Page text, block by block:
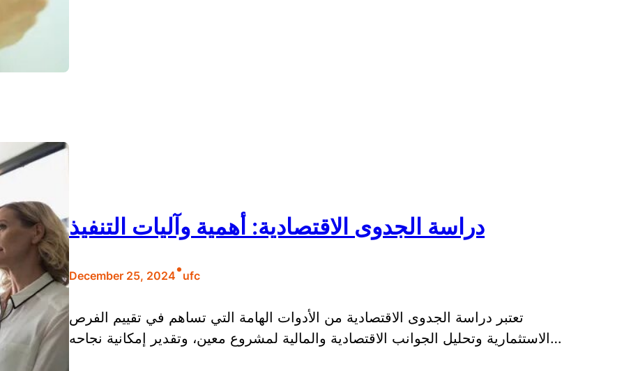
دراسة الجدوى الاقتصادية: أهمية وآليات التنفيذ
December 25, 2024•ufc
تعتبر دراسة الجدوى الاقتصادية من الأدوات الهامة التي تساهم في تقييم الفرص
الاستثمارية وتحليل الجوانب الاقتصادية والمالية لمشروع معين، وتقدير إمكانية نجاحه…